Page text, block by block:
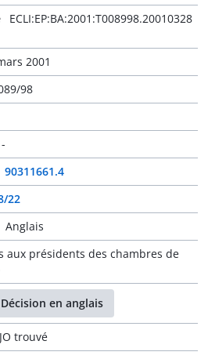
ECLI:EP:BA:2001:T008998.20010328
2001
98
-
90311661.4
22
Anglais
aux présidents des chambres de
Décision en anglais
trouvé